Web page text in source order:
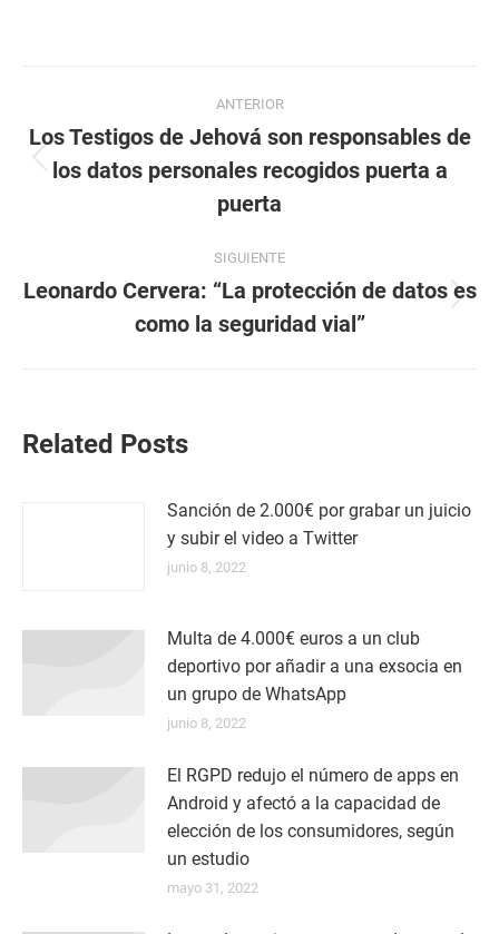
Navegación
entre
publicaciones
ANTERIOR
Publicación
anterior:
Los Testigos de Jehová son responsables de
los datos personales recogidos puerta a
puerta
SIGUIENTE
Publicación
siguiente:
Leonardo Cervera: “La protección de datos es
como la seguridad vial”
Related Posts
Sanción de 2.000€ por grabar un juicio
y subir el video a Twitter
junio 8, 2022
Multa de 4.000€ euros a un club
deportivo por añadir a una exsocia en
un grupo de WhatsApp
junio 8, 2022
El RGPD redujo el número de apps en
Android y afectó a la capacidad de
elección de los consumidores, según
un estudio
mayo 31, 2022